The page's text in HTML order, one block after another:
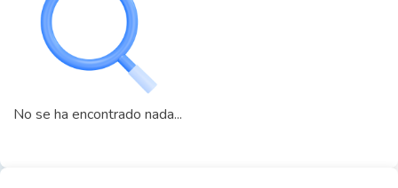
No se ha encontrado nada...